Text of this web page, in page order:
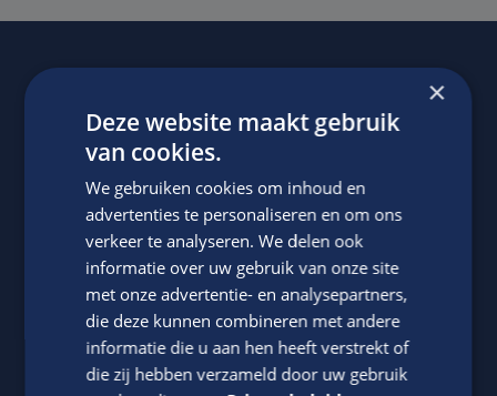
Jasper Bout
Neem contact op met ons via telefoon of e-mail.
×
Deze website maakt gebruik
van cookies.
We gebruiken cookies om inhoud en
advertenties te personaliseren en om ons
verkeer te analyseren. We delen ook
informatie over uw gebruik van onze site
met onze advertentie- en analysepartners,
die deze kunnen combineren met andere
informatie die u aan hen heeft verstrekt of
die zij hebben verzameld door uw gebruik